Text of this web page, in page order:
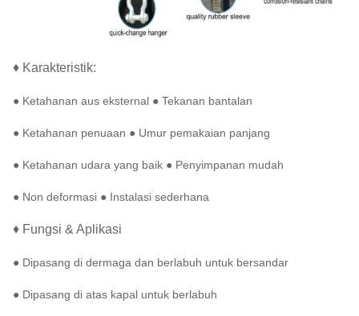
♦ Karakteristik:
● Ketahanan aus eksternal ● Tekanan bantalan
● Ketahanan penuaan ● Umur pemakaian panjang
● Ketahanan udara yang baik ● Penyimpanan mudah
● Non deformasi ● Instalasi sederhana
♦ Fungsi & Aplikasi
● Dipasang di dermaga dan berlabuh untuk bersandar
● Dipasang di atas kapal untuk berlabuh